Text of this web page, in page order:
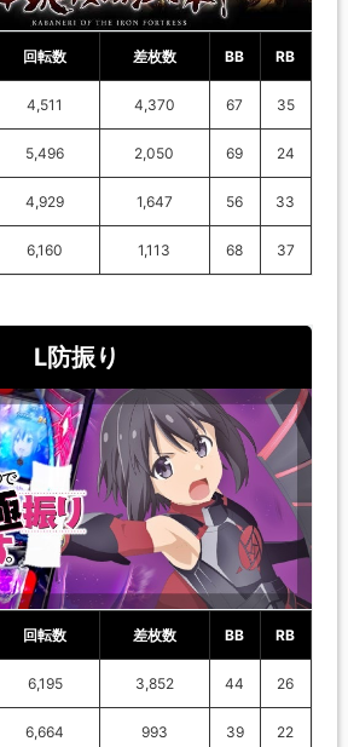
回転数 差枚数 BB RB
4,511 4,370 67 35
5,496 2,050 69 24
4,929 1,647 56 33
6,160 1,113 68 37
L防振り
回転数 差枚数 BB RB
6,195 3,852 44 26
6,664 993 39 22